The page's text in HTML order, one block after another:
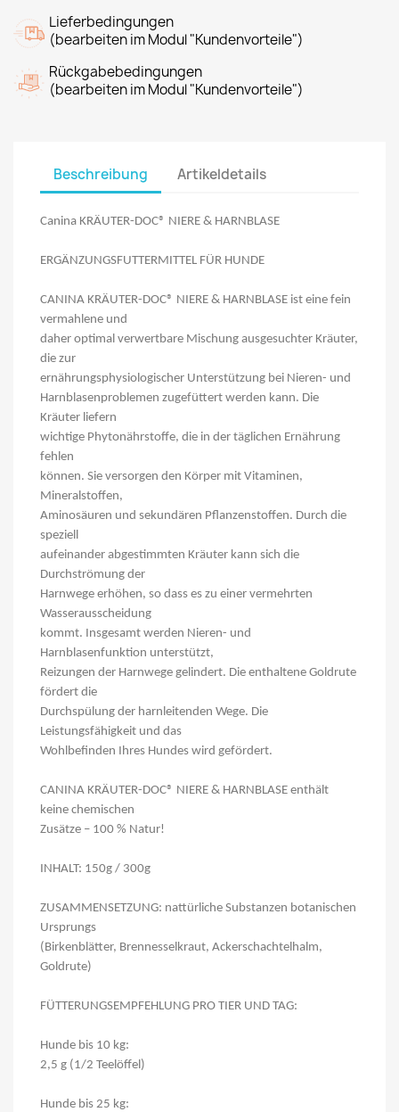
Lieferbedingungen
(bearbeiten im Modul "Kundenvorteile")
Rückgabebedingungen
(bearbeiten im Modul "Kundenvorteile")
Beschreibung Artikeldetails
Canina KRÄUTER-DOC® NIERE & HARNBLASE
ERGÄNZUNGSFUTTERMITTEL FÜR HUNDE
CANINA KRÄUTER-DOC® NIERE & HARNBLASE ist eine fein
vermahlene und
daher optimal verwertbare Mischung ausgesuchter Kräuter,
die zur
ernährungsphysiologischer Unterstützung bei Nieren- und
Harnblasenproblemen zugefüttert werden kann. Die
Kräuter liefern
wichtige Phytonährstoffe, die in der täglichen Ernährung
fehlen
können. Sie versorgen den Körper mit Vitaminen,
Mineralstoffen,
Aminosäuren und sekundären Pflanzenstoffen. Durch die
speziell
aufeinander abgestimmten Kräuter kann sich die
Durchströmung der
Harnwege erhöhen, so dass es zu einer vermehrten
Wasserausscheidung
kommt. Insgesamt werden Nieren- und
Harnblasenfunktion unterstützt,
Reizungen der Harnwege gelindert. Die enthaltene Goldrute
fördert die
Durchspülung der harnleitenden Wege. Die
Leistungsfähigkeit und das
Wohlbefinden Ihres Hundes wird gefördert.
CANINA KRÄUTER-DOC® NIERE & HARNBLASE enthält
keine chemischen
Zusätze – 100 % Natur!
INHALT: 150g / 300g
ZUSAMMENSETZUNG: nattürliche Substanzen botanischen
Ursprungs
(Birkenblätter, Brennesselkraut, Ackerschachtelhalm,
Goldrute)
FÜTTERUNGSEMPFEHLUNG PRO TIER UND TAG:
Hunde bis 10 kg:
2,5 g (1/2 Teelöffel)
Hunde bis 25 kg: